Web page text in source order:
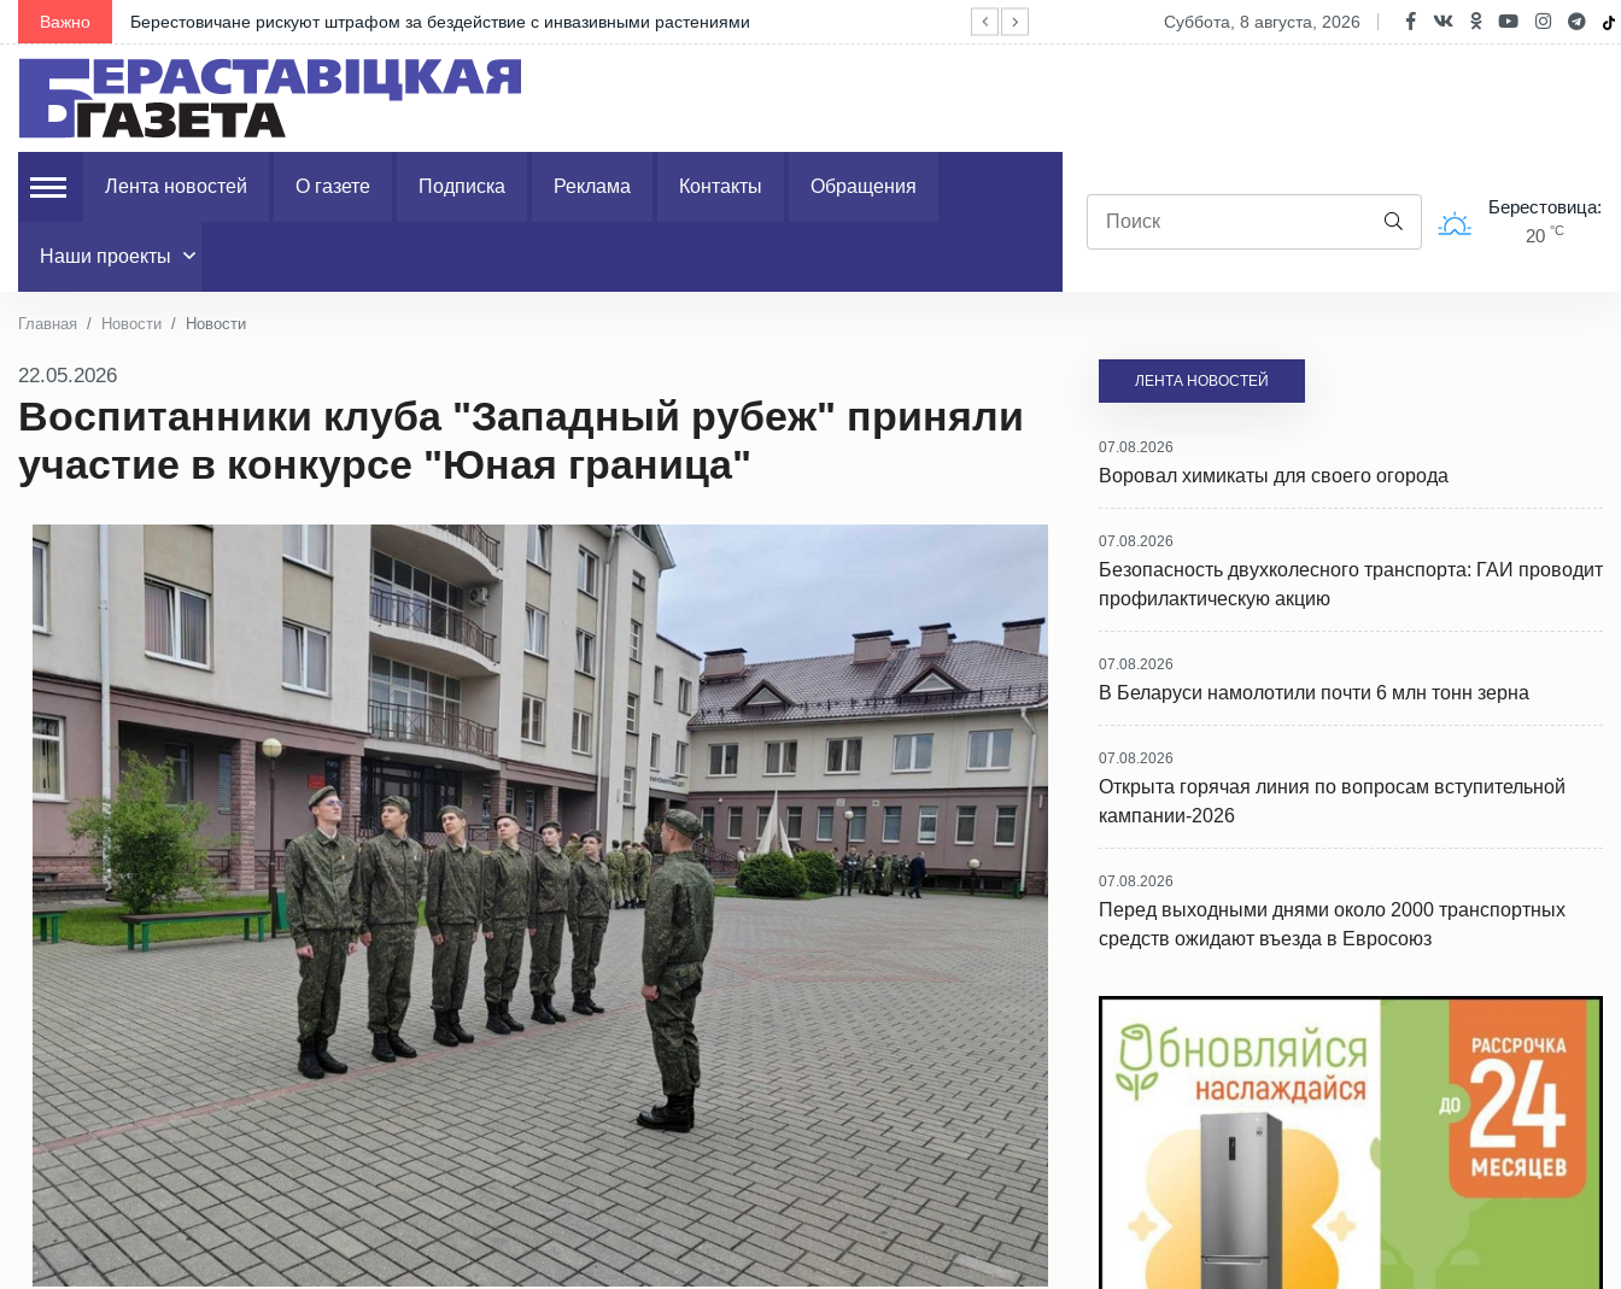
Важно Предвыборное обострение? В Польше уличили Ригу в манипуляциях на границе с Беларусью Погода штормит: правила безопасности при сильном ветре, ливнях и
суббота, 8 августа, 2026
Лента новостей О газете Подписка Реклама Контакты Обращения
Наши проекты
Берестовица:
20 °C
Главная Новости Новости
22.05.2026
Воспитанники клуба "Западный рубеж" приняли
участие в конкурсе "Юная граница"
ЛЕНТА НОВОСТЕЙ
07.08.2026
Воровал химикаты для своего огорода
07.08.2026
Безопасность двухколесного транспорта: ГАИ проводит
профилактическую акцию
07.08.2026
В Беларуси намолотили почти 6 млн тонн зерна
07.08.2026
Открыта горячая линия по вопросам вступительной
кампании-2026
07.08.2026
Перед выходными днями около 2000 транспортных
средств ожидают въезда в Евросоюз